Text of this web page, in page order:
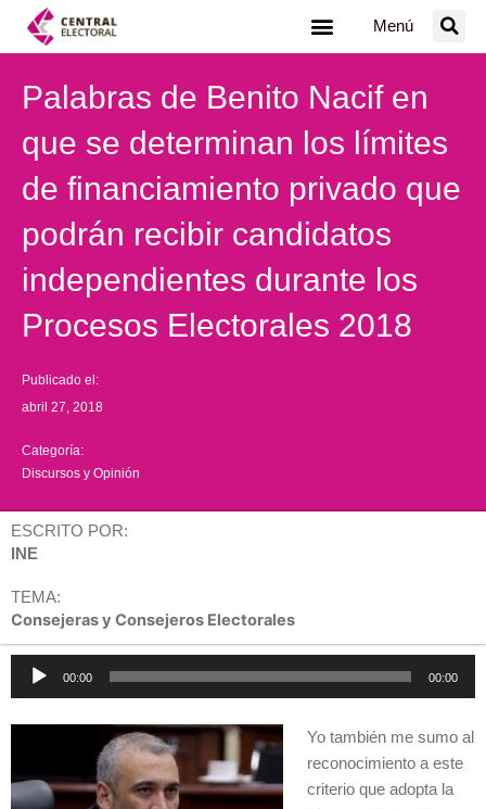
Menú
Palabras de Benito Nacif en
que se determinan los límites
de financiamiento privado que
podrán recibir candidatos
independientes durante los
Procesos Electorales 2018
Publicado el:
abril 27, 2018
Categoría:
Discursos y Opinión
ESCRITO POR:
INE
TEMA:
Consejeras y Consejeros Electorales
Reproductor
00:00 00:00
Yo también me sumo al
reconocimiento a este
criterio que adopta la